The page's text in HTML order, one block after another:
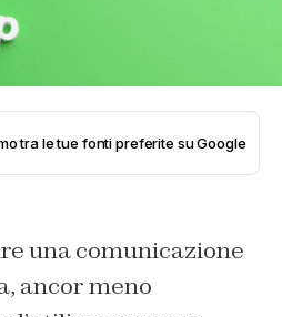
tra le tue fonti preferite su Google
una comunicazione
ancor meno